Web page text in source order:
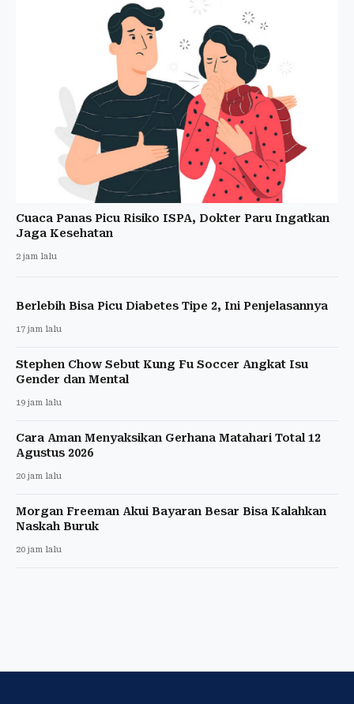
Cuaca Panas Picu Risiko ISPA, Dokter Paru Ingatkan
Jaga Kesehatan
2 jam lalu
Berlebih Bisa Picu Diabetes Tipe 2, Ini Penjelasannya
17 jam lalu
Stephen Chow Sebut Kung Fu Soccer Angkat Isu
Gender dan Mental
19 jam lalu
Cara Aman Menyaksikan Gerhana Matahari Total 12
Agustus 2026
20 jam lalu
Morgan Freeman Akui Bayaran Besar Bisa Kalahkan
Naskah Buruk
20 jam lalu